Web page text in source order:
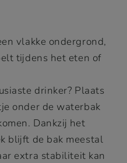
vlakke ondergrond,
tijdens het eten of
drinker? Plaats
onder de waterbak
Dankzij het
blijft de bak meestal
extra stabiliteit kan